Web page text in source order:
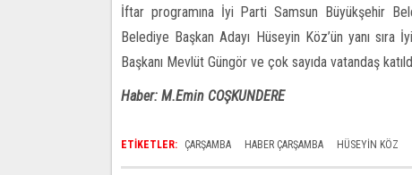
İftar programına İyi Parti Samsun Büyükşehir
Belediye Başkan Adayı Hüseyin Köz’ün yanı
Başkanı Mevlüt Güngör ve çok sayıda vatandaş
Haber: M.Emin COŞKUNDERE
ETİKETLER: ÇARŞAMBA HABER ÇARŞAMBA HÜSEYIN KÖZ